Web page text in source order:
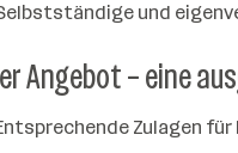
und
Angebot – eine
Zulagen